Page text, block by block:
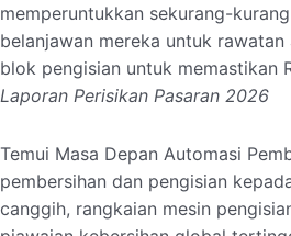
memperuntukkan sekurang-
belanjawan mereka untuk
blok pengisian untuk memastikan
Laporan Perisikan Pasaran 2026
Temui Masa Depan Automasi
pembersihan dan pengisian
canggih, rangkaian mesin